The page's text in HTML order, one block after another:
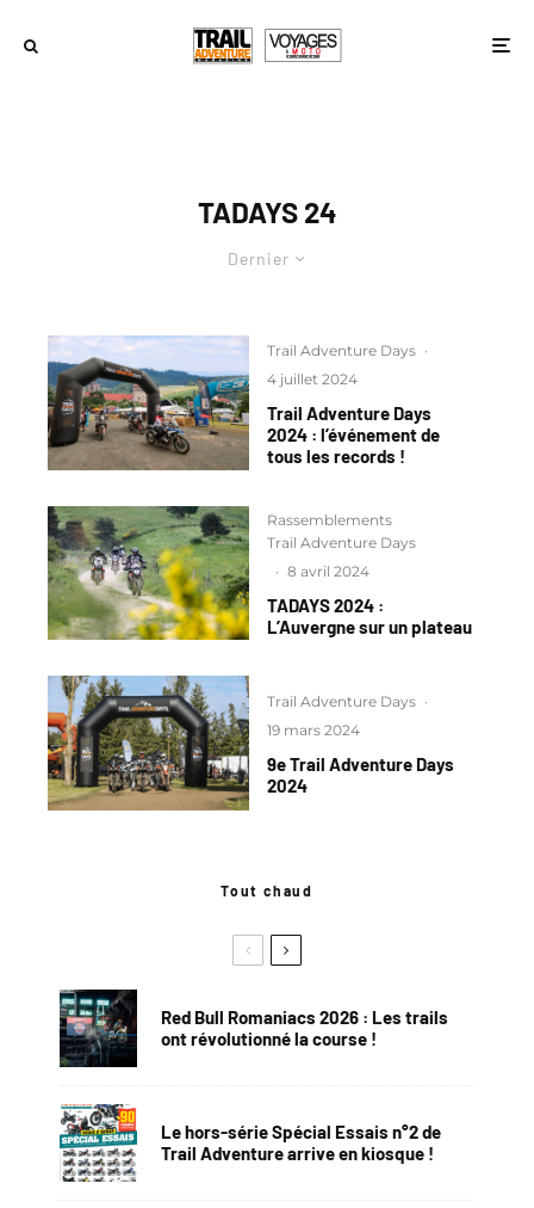
TADAYS 24
Dernier
Trail Adventure Days ·
4 juillet 2024
Trail Adventure Days
2024 : l’événement de
tous les records !
Rassemblements
Trail Adventure Days
· 8 avril 2024
TADAYS 2024 :
L’Auvergne sur un plateau
Trail Adventure Days ·
19 mars 2024
9e Trail Adventure Days
2024
Tout chaud
Red Bull Romaniacs 2026 : Les trails
ont révolutionné la course !
Le hors-série Spécial Essais n°2 de
Trail Adventure arrive en kiosque !